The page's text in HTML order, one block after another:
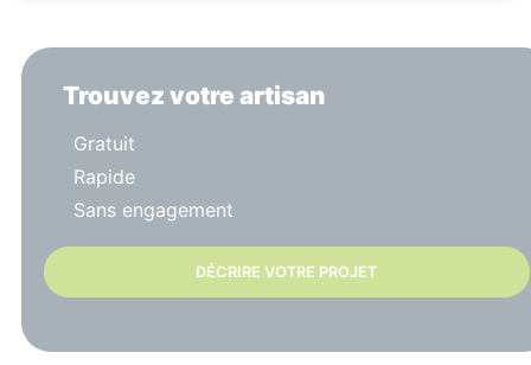
Trouvez votre artisan
Gratuit
Rapide
Sans engagement
DÉCRIRE VOTRE PROJET